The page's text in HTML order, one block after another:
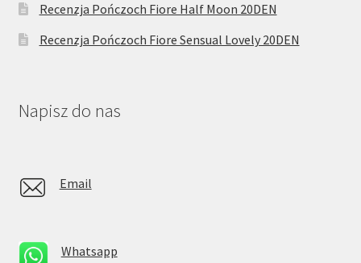
Recenzja Pończoch Fiore Half Moon 20DEN
Recenzja Pończoch Fiore Sensual Lovely 20DEN
Napisz do nas
Email
Whatsapp